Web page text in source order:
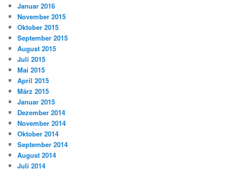
Januar 2016
November 2015
Oktober 2015
September 2015
August 2015
Juli 2015
Mai 2015
April 2015
März 2015
Januar 2015
Dezember 2014
November 2014
Oktober 2014
September 2014
August 2014
Juli 2014